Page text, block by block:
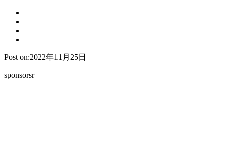
Post on:2022年11月25日
sponsorsr